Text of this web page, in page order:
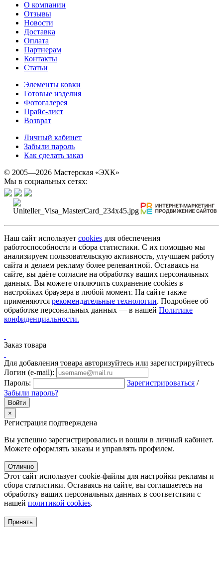
О компании
Отзывы
Новости
Доставка
Оплата
Партнерам
Контакты
Статьи
Элементы ковки
Готовые изделия
Фотогалерея
Прайс-лист
Возврат
Личный кабинет
Забыли пароль
Как сделать заказ
© 2005—2026 Мастерская «ЭХК»
Мы в социальных сетях:
Наш сайт использует cookies для обеспечения
работоспособности и сбора статистики. С их помощью мы
анализируем пользовательскую активность, улучшаем работу
сайта и делаем рекламу более релевантной. Оставаясь на
сайте, вы даёте согласие на обработку ваших персональных
данных. Вы можете отключить сохранение cookies в
настройках браузера в любой момент. На сайте также
применяются рекомендательные технологии. Подробнее об
обработке персональных данных — в нашей Политике
конфиденциальности.
Заказ товара
Для добавления товара авторизуйтесь или зарегистрируйтесь
Логин (e-mail):
Пароль:
Зарегистрироваться /
Забыли пароль?
×
Регистрация подтверждена
Вы успешно зарегистрировались и вошли в личный кабинет.
Можете оформлять заказы и управлять профилем.
Отлично
Этот сайт использует cookie-файлы для настройки рекламы и
сбора статистики. Оставаясь на сайте, вы соглашаетесь на
обработку ваших персональных данных в соответствии с
нашей политикой cookies.
Принять